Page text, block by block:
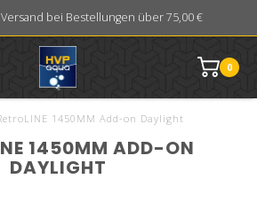
bei Bestellungen über 75,00 €
0
1450MM Add-on Daylight
1450MM ADD-ON
DAYLIGHT